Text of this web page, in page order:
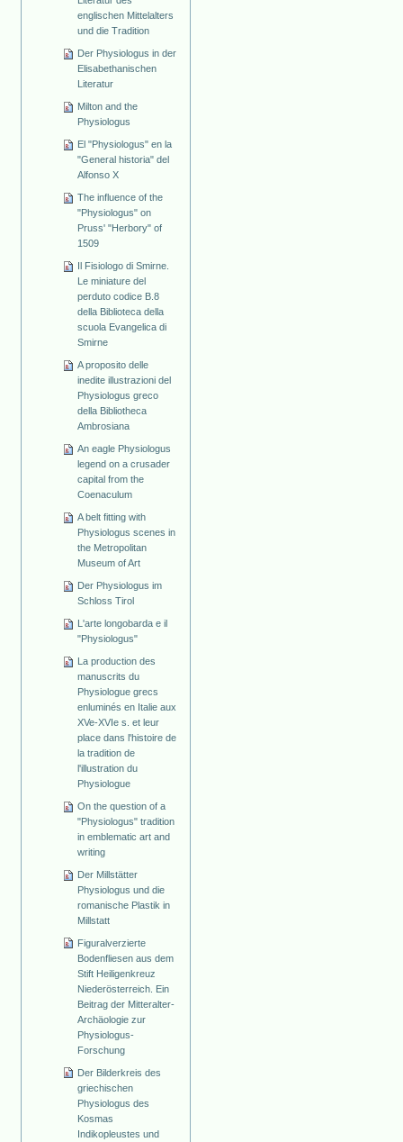
englischen Mittelalters
und die Tradition
Der Physiologus in der
Elisabethanischen
Literatur
Milton and the
Physiologus
El "Physiologus" en la
"General historia" del
Alfonso X
The influence of the
"Physiologus" on
Pruss' "Herbory" of
1509
Il Fisiologo di Smirne.
Le miniature del
perduto codice B.8
della Biblioteca della
scuola Evangelica di
Smirne
A proposito delle
inedite illustrazioni del
Physiologus greco
della Bibliotheca
Ambrosiana
An eagle Physiologus
legend on a crusader
capital from the
Coenaculum
A belt fitting with
Physiologus scenes in
the Metropolitan
Museum of Art
Der Physiologus im
Schloss Tirol
L'arte longobarda e il
"Physiologus"
La production des
manuscrits du
Physiologue grecs
enluminés en Italie aux
XVe-XVIe s. et leur
place dans l'histoire de
la tradition de
l'illustration du
Physiologue
On the question of a
"Physiologus" tradition
in emblematic art and
writing
Der Millstätter
Physiologus und die
romanische Plastik in
Millstatt
Figuralverzierte
Bodenfliesen aus dem
Stift Heiligenkreuz
Niederösterreich. Ein
Beitrag der Mitteralter-
Archäologie zur
Physiologus-
Forschung
Der Bilderkreis des
griechischen
Physiologus des
Kosmas
Indikopleustes und